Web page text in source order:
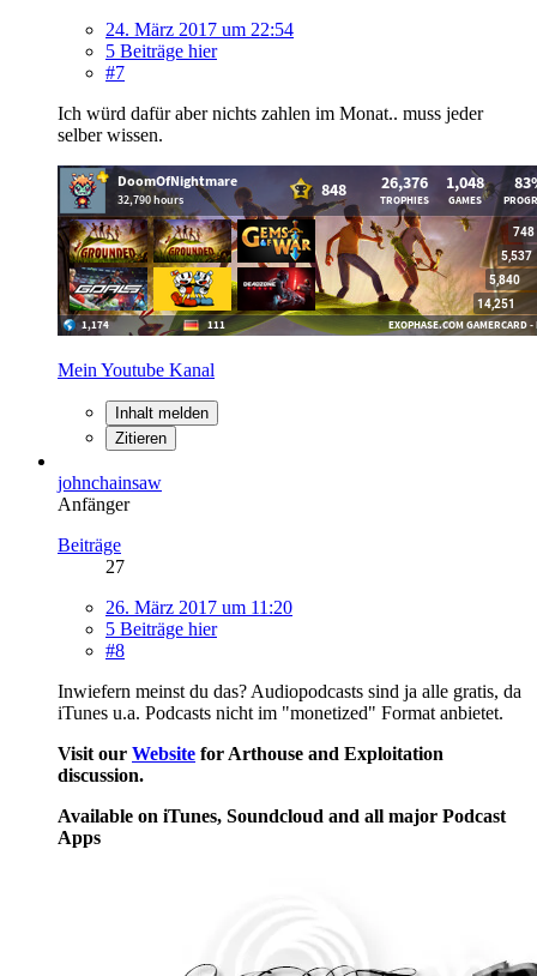
24. März 2017 um 22:54
5 Beiträge hier
#7
Ich würd dafür aber nichts zahlen im Monat.. muss jeder
selber wissen.
Mein Youtube Kanal
Inhalt melden
Zitieren
johnchainsaw
Anfänger
Beiträge
27
26. März 2017 um 11:20
5 Beiträge hier
#8
Inwiefern meinst du das? Audiopodcasts sind ja alle gratis, da
iTunes u.a. Podcasts nicht im "monetized" Format anbietet.
Visit our Website for Arthouse and Exploitation
discussion.
Available on iTunes, Soundcloud and all major Podcast
Apps